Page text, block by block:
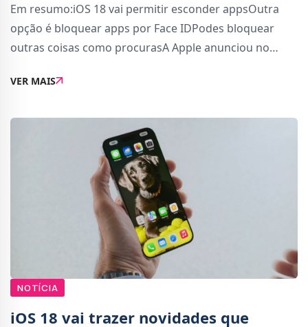
Em resumo:iOS 18 vai permitir esconder appsOutra
opção é bloquear apps por Face IDPodes bloquear
outras coisas como procurasA Apple anunciou no
dos utilizadores do iOS.Com a chegada do iOS 18, os
VER MAIS
NOTÍCIA
iOS 18 vai trazer novidades que